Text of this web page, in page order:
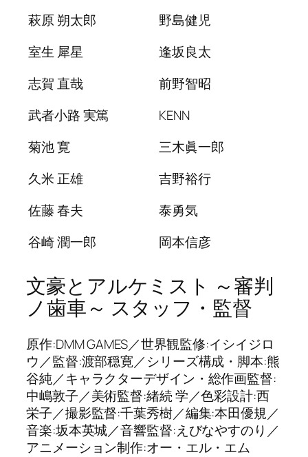
萩原 朔太郎
野島健児
室生 犀星
逢坂良太
志賀 直哉
前野智昭
武者小路 実篤
KENN
菊池 寛
三木眞一郎
久米 正雄
吉野裕行
佐藤 春夫
泰勇気
谷崎 潤一郎
岡本信彦
文豪とアルケミスト ～審判
ノ歯車～ スタッフ・監督
原作:DMM GAMES／世界観監修:イシイジロ
ウ／監督:渡部穏寛／シリーズ構成・脚本:熊
谷純／キャラクターデザイン・総作画監督:
中嶋敦子／美術監督:緒続 学／色彩設計:西
栄子／撮影監督:千葉秀樹／編集:本田優規／
音楽:坂本英城／音響監督:えびなやすのり／
アニメーション制作:オー・エル・エム